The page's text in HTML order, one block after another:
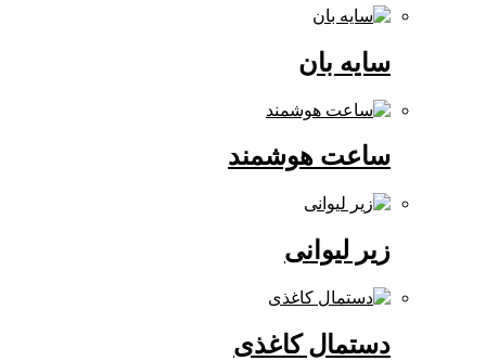
ساعت هوشمند
زیر لیوانی
دستمال کاغذی